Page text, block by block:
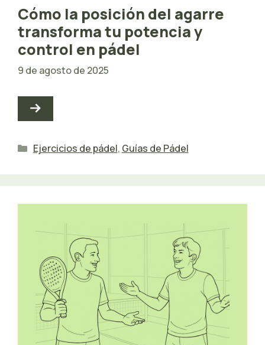
Cómo la posición del agarre
transforma tu potencia y
control en pádel
9 de agosto de 2025
Categorías
Ejercicios de pádel, Guías de Pádel